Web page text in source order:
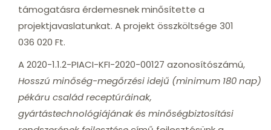
támogatásra érdemesnek minősítette a
projektjavaslatunkat. A projekt összköltsége 301
036 020 Ft.
A 2020-1.1.2-PIACI-KFI-2020-00127 azonosítószámú,
Hosszú minőség-megőrzési idejű (minimum 180 nap)
pékáru család receptúráinak,
gyártástechnológiájának és minőségbiztosítási